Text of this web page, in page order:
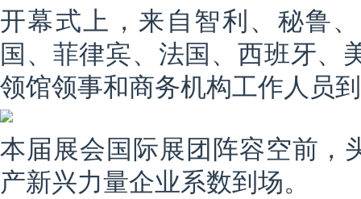
开幕式上，来自智利、秘鲁
国、菲律宾、法国、西班牙、
领馆领事和商务机构工作人员
本届展会国际展团阵容空前，
产新兴力量企业系数到场。